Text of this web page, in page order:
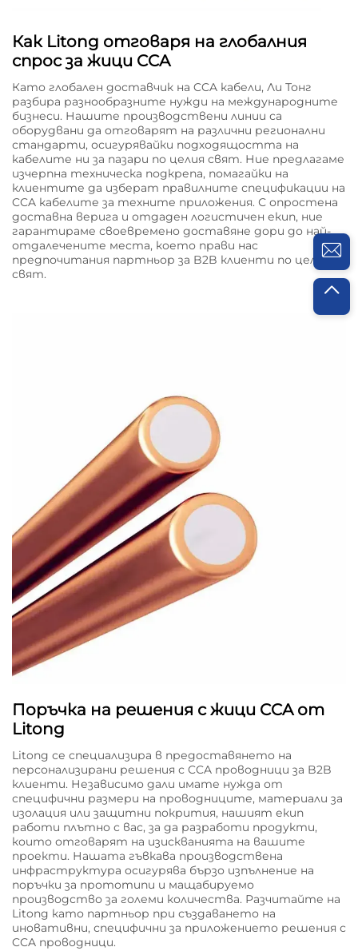
Как Litong отговаря на глобалния
спрос за жици CCA
Като глобален доставчик на CCA кабели, Ли Тонг
разбира разнообразните нужди на международните
бизнеси. Нашите производствени линии са
оборудвани да отговарят на различни регионални
стандарти, осигурявайки подходящостта на
кабелите ни за пазари по целия свят. Ние предлагаме
изчерпна техническа подкрепа, помагайки на
клиентите да изберат правилните спецификации на
CCA кабелите за техните приложения. С опростена
доставна верига и отдаден логистичен екип, ние
гарантираме своевремено доставяне дори до най-
отдалечените места, което прави нас
предпочитания партньор за B2B клиенти по целия
свят.
Поръчка на решения с жици CCA от
Litong
Litong се специализира в предоставянето на
персонализирани решения с CCA проводници за B2B
клиенти. Независимо дали имате нужда от
специфични размери на проводниците, материали за
изолация или защитни покрития, нашият екип
работи плътно с вас, за да разработи продукти,
които отговарят на изискванията на вашите
проекти. Нашата гъвкава производствена
инфраструктура осигурява бързо изпълнение на
поръчки за прототипи и мащабируемо
производство за големи количества. Разчитайте на
Litong като партньор при създаването на
иновативни, специфични за приложението решения с
CCA проводници.